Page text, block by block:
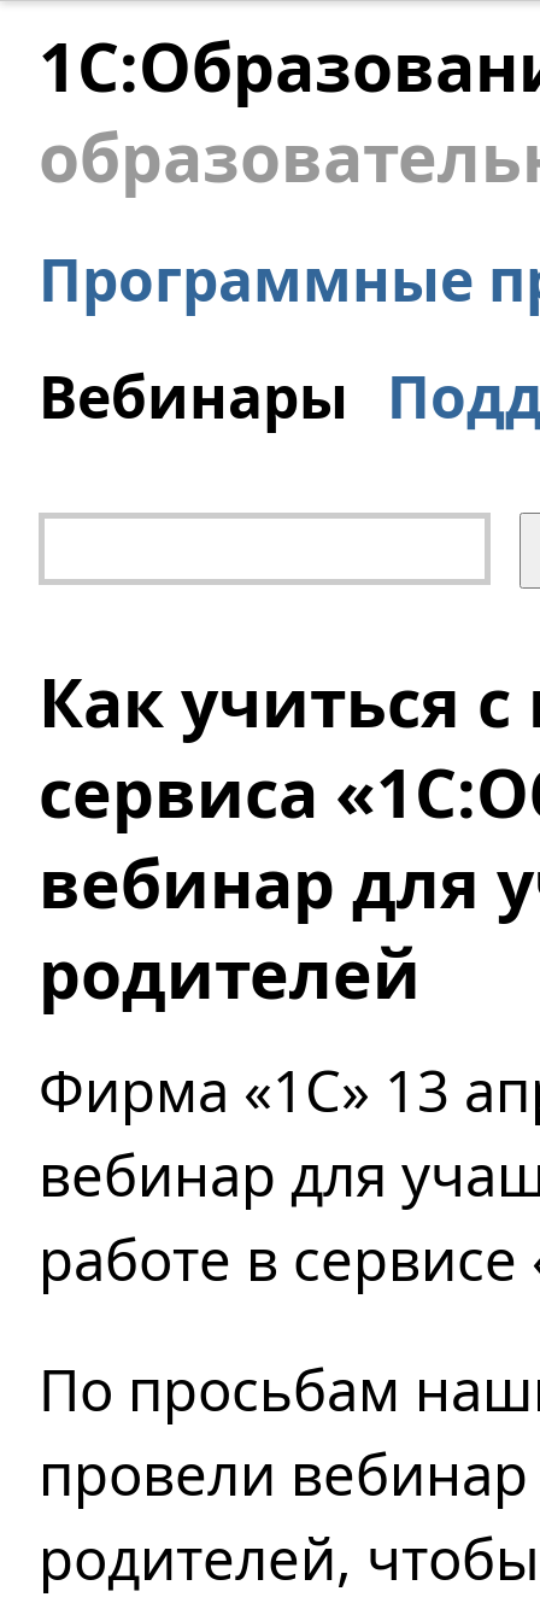
Программные
Вебинары
Как учиться
сервиса
вебинар для
родителей
Фирма «1С» 13
вебинар для
работе в
По просьбам
провели
родителей,